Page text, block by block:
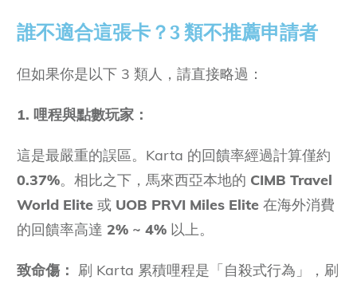
誰不適合這張卡？3 類不推薦申請者
但如果你是以下 3 類人，請直接略過：
1. 哩程與點數玩家：
這是最嚴重的誤區。Karta 的回饋率經過計算僅約
0.37%。相比之下，馬來西亞本地的 CIMB Travel
World Elite 或 UOB PRVI Miles Elite 在海外消費
的回饋率高達 2% ~ 4% 以上。
致命傷： 刷 Karta 累積哩程是「自殺式行為」，刷